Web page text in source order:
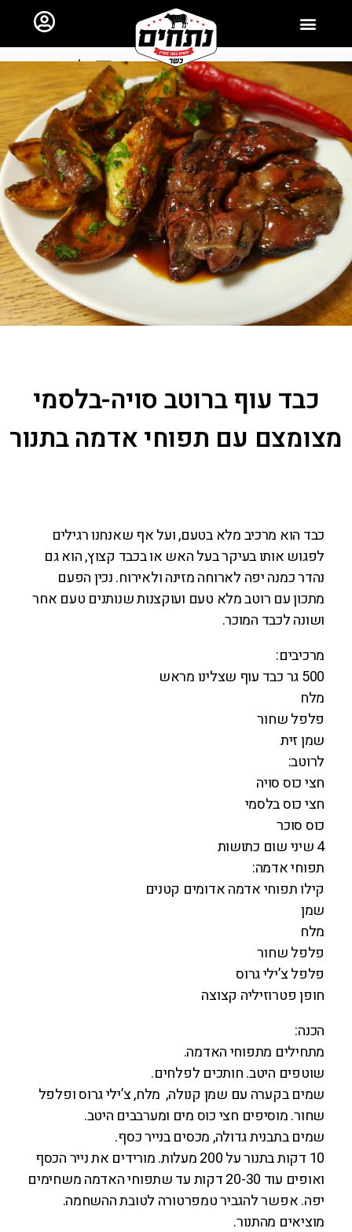
ראשי כל השאר
כבד עוף ברוטב סויה-בלסמי
מצומצם עם תפוחי אדמה בתנור
כבד הוא מרכיב מלא בטעם, ועל אף שאנחנו רגילים
לפגוש אותו בעיקר בעל האש או בכבד קצוץ, הוא גם
נהדר כמנה יפה לארוחה מזינה ולאירוח. נכין הפעם
מתכון עם רוטב מלא טעם ועוקצנות שנותנים טעם אחר
ושונה לכבד המוכר.
מרכיבים:
500 גר כבד עוף שצלינו מראש
מלח
פלפל שחור
שמן זית
לרוטב:
חצי כוס סויה
חצי כוס בלסמי
כוס סוכר
4 שיני שום כתושות
תפוחי אדמה:
קילו תפוחי אדמה אדומים קטנים
שמן
מלח
פלפל שחור
פלפל צ’ילי גרוס
חופן פטרוזיליה קצוצה
הכנה:
מתחילים מתפוחי האדמה.
שוטפים היטב. חותכים לפלחים.
שמים בקערה עם שמן קנולה, מלח, צ’ילי גרוס ופלפל
שחור. מוסיפים חצי כוס מים ומערבבים היטב.
שמים בתבנית גדולה, מכסים בנייר כסף.
10 דקות בתנור על 200 מעלות. מורידים את נייר הכסף
ואופים עוד 20-30 דקות עד שתפוחי האדמה משחימים
יפה. אפשר להגביר טמפרטורה לטובת ההשחמה.
מוציאים מהתנור.